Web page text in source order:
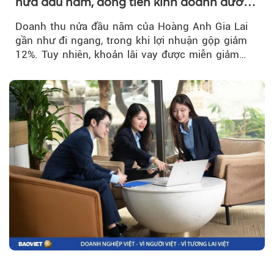
Doanh thu nửa đầu năm của Hoàng Anh Gia Lai
gần như đi ngang, trong khi lợi nhuận gộp giảm
12%. Tuy nhiên, khoản lãi vay được miễn giảm